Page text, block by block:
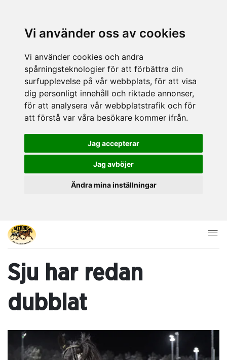
Vi använder oss av cookies
Vi använder cookies och andra
spårningsteknologier för att förbättra din
surfupplevelse på vår webbplats, för att visa
dig personligt innehåll och riktade annonser,
för att analysera vår webbplatstrafik och för
att förstå var våra besökare kommer ifrån.
Jag accepterar
Jag avböjer
Ändra mina inställningar
Sju har redan
dubblat